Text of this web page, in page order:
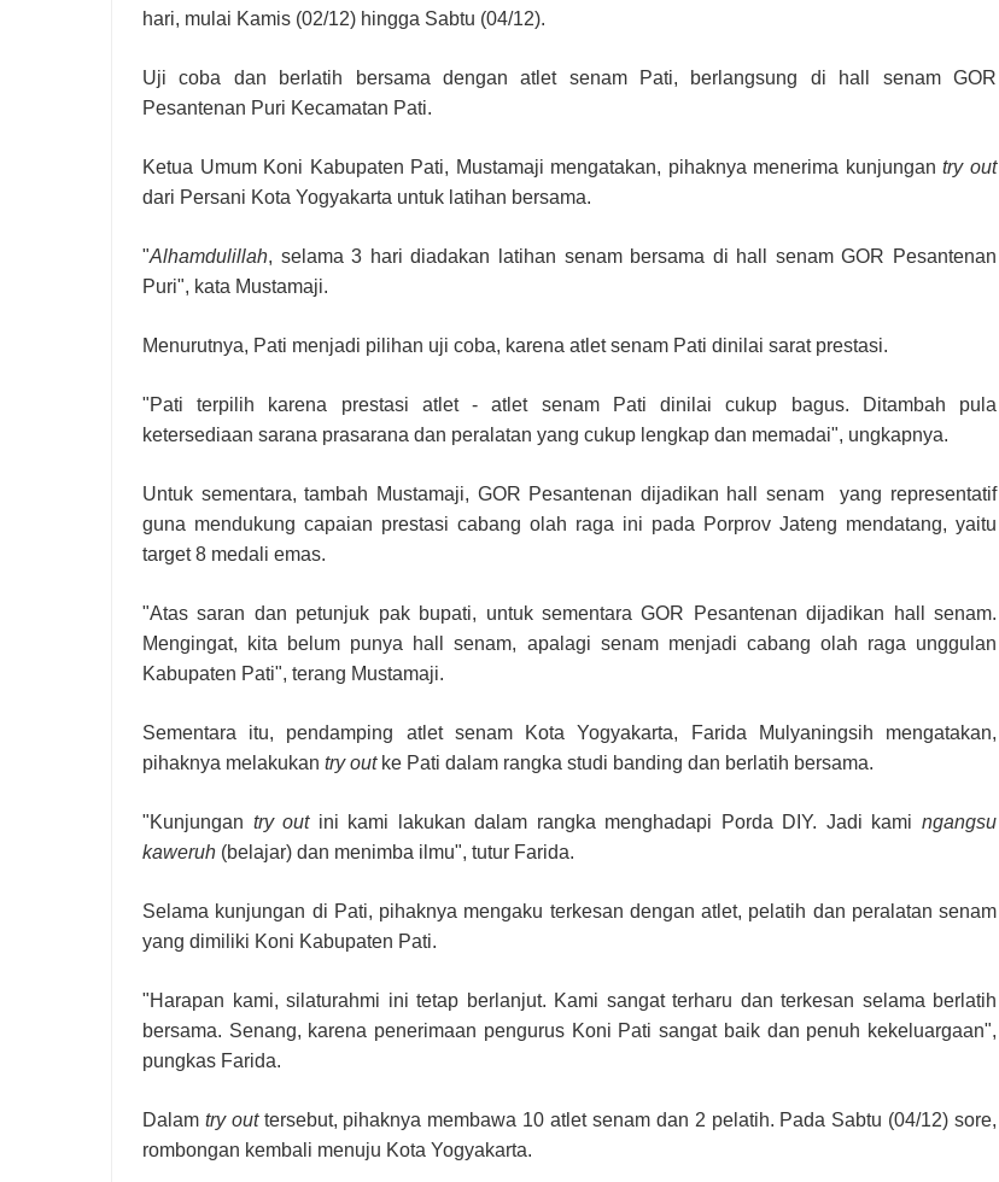
hari, mulai Kamis (02/12) hingga Sabtu (04/12).
Uji coba dan berlatih bersama dengan atlet senam Pati, berlangsung di hall senam GOR
Pesantenan Puri Kecamatan Pati.
Ketua Umum Koni Kabupaten Pati, Mustamaji mengatakan, pihaknya menerima kunjungantry out
dari Persani Kota Yogyakarta untuk latihan bersama.
"Alhamdulillah, selama 3 hari diadakan latihan senam bersama di hall senam GOR Pesantenan
Puri", kata Mustamaji.
Menurutnya, Pati menjadi pilihan uji coba, karena atlet senam Pati dinilai sarat prestasi.
"Pati terpilih karena prestasi atlet - atlet senam Pati dinilai cukup bagus. Ditambah pula
ketersediaan sarana prasarana dan peralatan yang cukup lengkap dan memadai", ungkapnya.
Untuk sementara, tambah Mustamaji, GOR Pesantenan dijadikan hall senam yang representatif
guna mendukung capaian prestasi cabang olah raga ini pada Porprov Jateng mendatang, yaitu
target 8 medali emas.
"Atas saran dan petunjuk pak bupati, untuk sementara GOR Pesantenan dijadikan hall senam.
Mengingat, kita belum punya hall senam, apalagi senam menjadi cabang olah raga unggulan
Kabupaten Pati", terang Mustamaji.
Sementara itu, pendamping atlet senam Kota Yogyakarta, Farida Mulyaningsih mengatakan,
pihaknya melakukan try outke Pati dalam rangka studi banding dan berlatih bersama.
"Kunjungan try outini kami lakukan dalam rangka menghadapi Porda DIY. Jadi kamingangsu
kaweruh (belajar) dan menimba ilmu", tutur Farida.
Selama kunjungan di Pati, pihaknya mengaku terkesan dengan atlet, pelatih dan peralatan senam
yang dimiliki Koni Kabupaten Pati.
"Harapan kami, silaturahmi ini tetap berlanjut. Kami sangat terharu dan terkesan selama berlatih
bersama. Senang, karena penerimaan pengurus Koni Pati sangat baik dan penuh kekeluargaan",
pungkas Farida.
Dalam try outtersebut, pihaknya membawa 10 atlet senam dan 2 pelatih. Pada Sabtu (04/12) sore,
rombongan kembali menuju Kota Yogyakarta.